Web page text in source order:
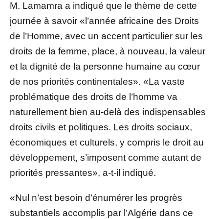
M. Lamamra a indiqué que le thème de cette
journée à savoir «l’année africaine des Droits
de l’Homme, avec un accent particulier sur les
droits de la femme, place, à nouveau, la valeur
et la dignité de la personne humaine au cœur
de nos priorités continentales». «La vaste
problématique des droits de l’homme va
naturellement bien au-delà des indispensables
droits civils et politiques. Les droits sociaux,
économiques et culturels, y compris le droit au
développement, s’imposent comme autant de
priorités pressantes», a-t-il indiqué.
«Nul n’est besoin d’énumérer les progrès
substantiels accomplis par l’Algérie dans ce